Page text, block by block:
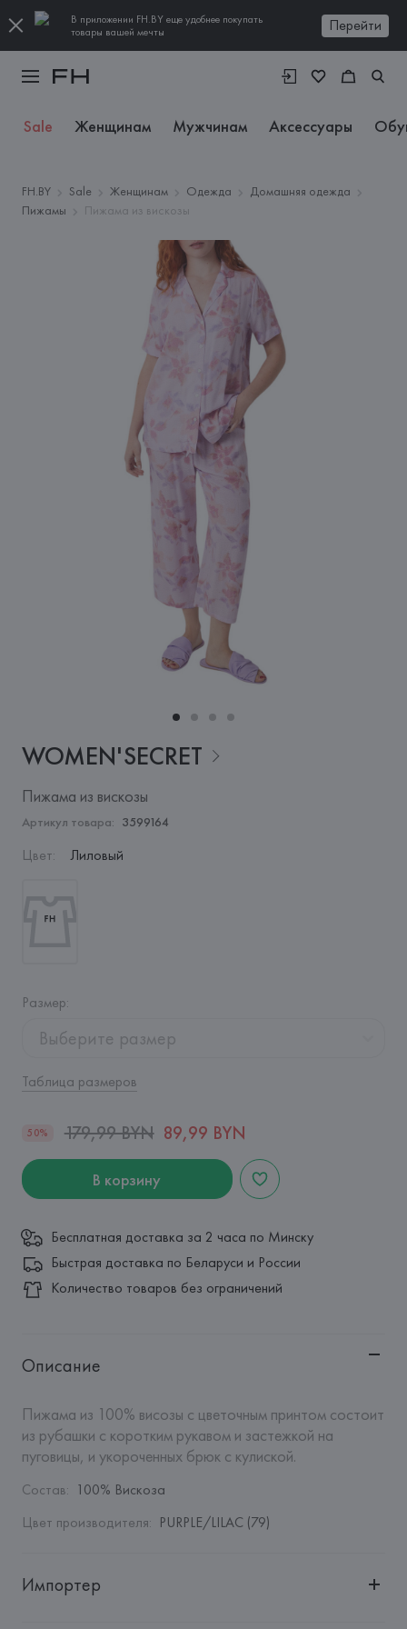
В приложении FH.BY еще удобнее покупать
товары вашей мечты
Перейти
Sale Женщинам Мужчинам Аксессуары
FH.BY Sale Женщинам Одежда
Домашняя одежда
Пижамы
Пижама из вискозы
WOMEN'SECRET
Пижама из вискозы
Артикул товара: 3599164
Цвет: Лиловый
Размер:
Выберите размер
Таблица размеров
50% 179,99 BYN 89,99 BYN
В корзину
Бесплатная доставка за 2 часа по Минску
Быстрая доставка по Беларуси и России
Количество товаров без ограничений
Описание
Пижама из 100% висозы с цветочным принтом состоит
из рубашки с коротким рукавом и застежкой на
пуговицы, и укороченных брюк с кулиской.
Состав: 100% Вискоза
Цвет производителя: PURPLE/LILAC (79)
Импортер